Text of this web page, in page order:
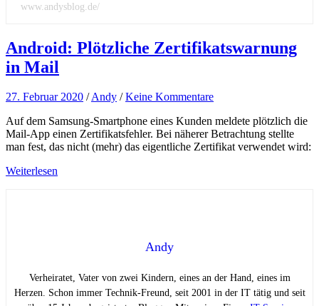
www.andysblog.de/
Android: Plötzliche Zertifikatswarnung
in Mail
27. Februar 2020 /Andy /Keine Kommentare
Auf dem Samsung-Smartphone eines Kunden meldete plötzlich die
Mail-App einen Zertifikatsfehler. Bei näherer Betrachtung stellte
man fest, das nicht (mehr) das eigentliche Zertifikat verwendet wird:
Weiterlesen
Andy
Verheiratet, Vater von zwei Kindern, eines an der Hand, eines im
Herzen. Schon immer Technik-Freund, seit 2001 in der IT tätig und seit